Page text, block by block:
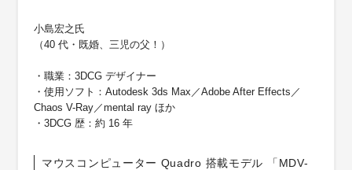
小島宏之氏
（40 代・既婚、三児の父！）
・職業：3DCG デザイナー
・使用ソフト：Autodesk 3ds Max／Adobe After Effects／
Chaos V-Ray／mental ray ほか
・3DCG 歴：約 16 年
マウスコンピューター Quadro 搭載モデル 「MDV-